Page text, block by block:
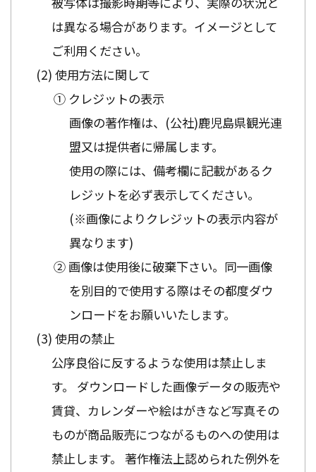
は異なる場合があります。イメージとして
ご利用ください。
使用方法に関して
① クレジットの表示
画像の著作権は、(公社)鹿児島県観光連
盟又は提供者に帰属します。
使用の際には、備考欄に記載があるク
レジットを必ず表示してください。
(※画像によりクレジットの表示内容が
異なります)
② 画像は使用後に破棄下さい。同一画像
を別目的で使用する際はその都度ダウ
ンロードをお願いいたします。
使用の禁止
公序良俗に反するような使用は禁止しま
す。 ダウンロードした画像データの販売や
賃貸、カレンダーや絵はがきなど写真その
ものが商品販売につながるものへの使用は
禁止します。 著作権法上認められた例外を